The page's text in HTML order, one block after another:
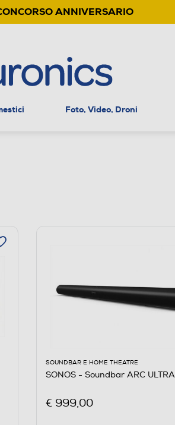
ANNIVERSARIO
Foto, Video, Droni
SOUNDBAR E HOME THEATRE
SONOS - Soundbar ARC
€ 999,00